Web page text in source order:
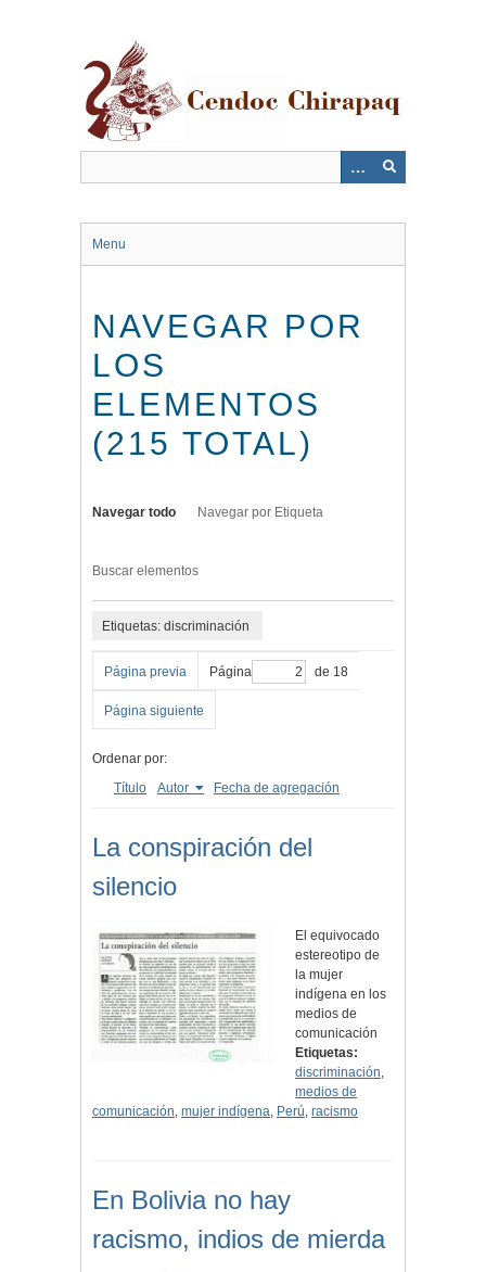
Menu
NAVEGAR POR
LOS
ELEMENTOS
(215 TOTAL)
Navegar todo Navegar por Etiqueta
Buscar elementos
Etiquetas: discriminación
Página previa Página de 18
Página siguiente
Ordenar por:
Título
Autor Fecha de agregación
La conspiración del
silencio
El equivocado
estereotipo de
la mujer
indígena en los
medios de
comunicación
Etiquetas:
discriminación,
medios de
comunicación, mujer indígena, Perú, racismo
En Bolivia no hay
racismo, indios de mierda